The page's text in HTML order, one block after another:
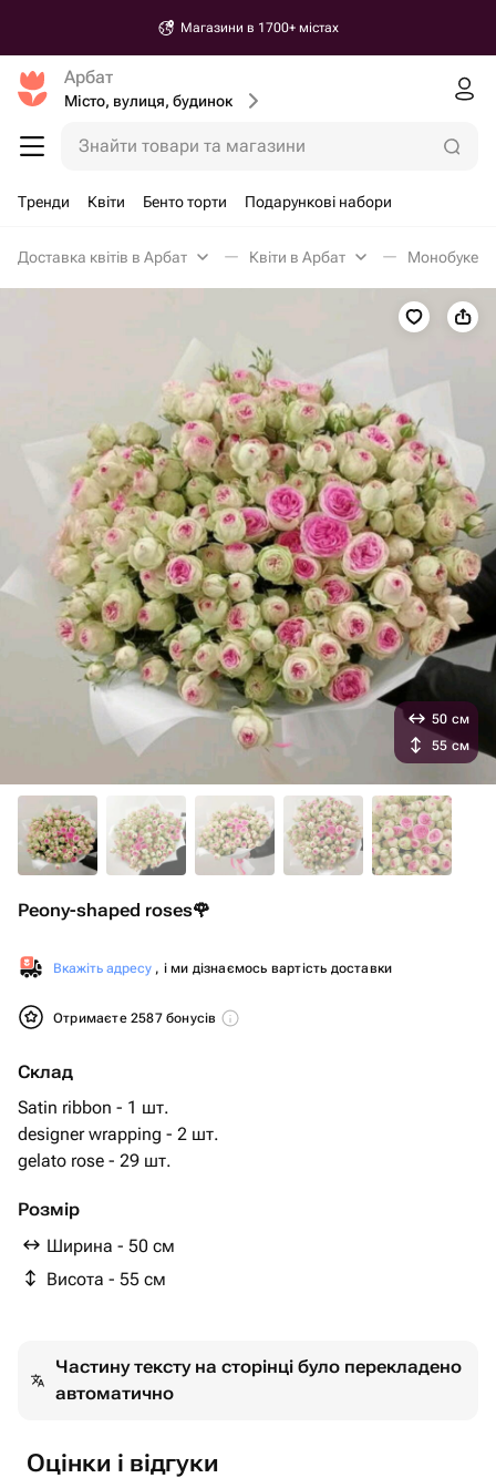
Магазини в 1700+ містах
Арбат
Місто, вулиця, будинок
Знайти товари та магазини
Тренди Квіти Бенто торти Подарункові набори
Доставка квітів в Арбат Квіти в Арбат
Peony-shaped roses🌹
Вкажіть адресу , і ми дізнаємось вартість доставки
Отримаєте 2587 бонусів
Склад
Satin ribbon - 1 шт.
designer wrapping - 2 шт.
gelato rose - 29 шт.
Розмір
Ширина - 50 см
Висота - 55 см
50 см
55 см
Частину тексту на сторінці було перекладено
автоматично
Оцінки і відгуки